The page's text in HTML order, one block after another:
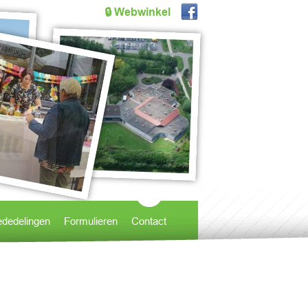
🔒 Webwinkel
Formulieren Contact